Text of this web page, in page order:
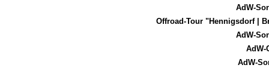
AdW-
Offroad-Tour "Hennigsdorf |
AdW-
AdW-
AdW-